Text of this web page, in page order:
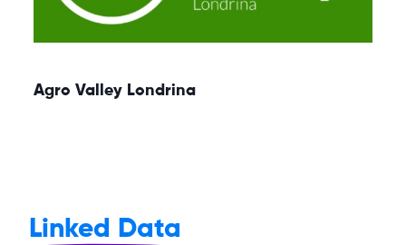
Agro Valley Londrina
Linked Data